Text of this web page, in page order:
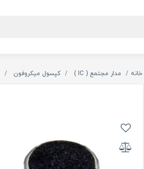
خانه مدار مجتمع ( IC ) کپسول میکروفون